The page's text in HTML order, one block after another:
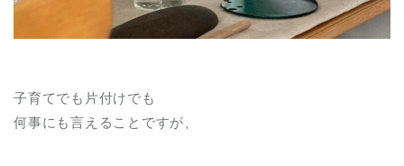
子育てでも片付けでも
何事にも言えることですが、